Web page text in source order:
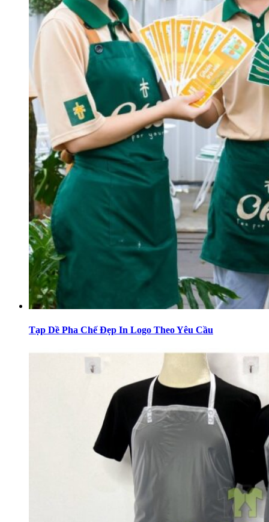
Tạp Dề Pha Chế Đẹp In Logo Theo Yêu Cầu